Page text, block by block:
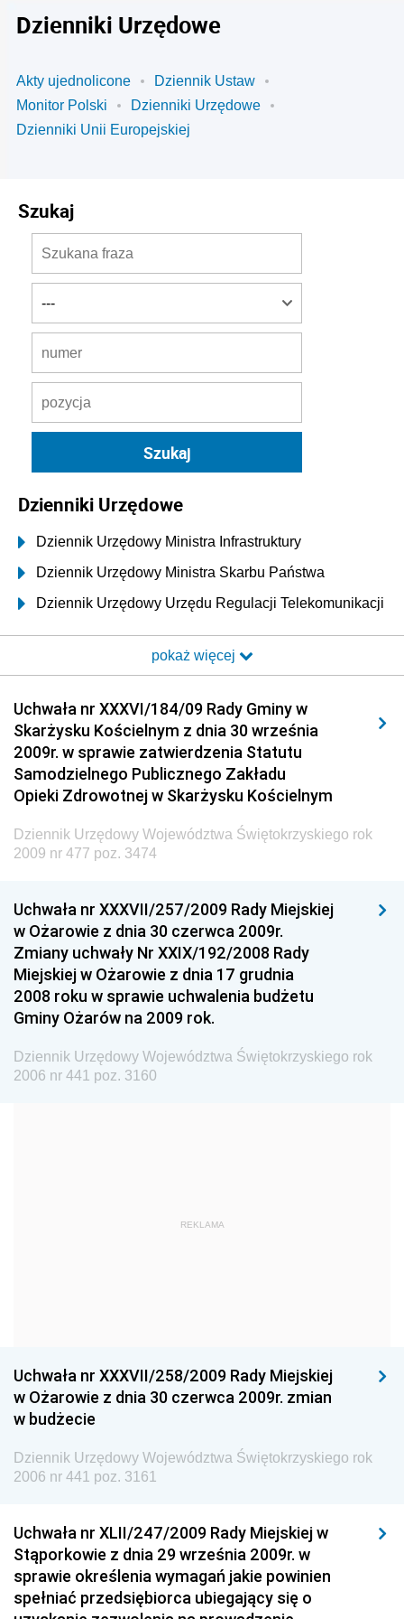
Dzienniki Urzędowe
Akty ujednolicone
Dziennik Ustaw
Monitor Polski
Dzienniki Urzędowe
Dzienniki Unii Europejskiej
Szukaj
Dzienniki Urzędowe
Dziennik Urzędowy Ministra Infrastruktury
Dziennik Urzędowy Ministra Skarbu Państwa
Dziennik Urzędowy Urzędu Regulacji Telekomunikacji
Dziennik Urzędowy Ministra Transportu i Budownictwa
Elektronicznej
Dziennik Urzędowy Ministra Spraw Wewnętrznych i
Administracji
Dziennik Urzędowy Ministra Transportu
Dziennik Urzędowy Ministra Budownictwa
Dziennik Urzędowy Ministra Nauki i Szkolnictwa
Dziennik Urzędowy Głównego Urzędu Miar
Dziennik Urzędowy Ministra Rolnictwa i Rozwoju Wsi
Dziennik Urzędowy Ministra Edukacji Narodowej i
Sportu
Dziennik Urzędowy Ministra Edukacji i Nauki
Dziennik Urzędowy Ministra Edukacji Narodowej
Dziennik Urzędowy Ministra Gospodarki Morskiej
Dziennik Urzędowy Ministra Kultury i Dziedzictwa
Dziennik Urzędowy Ministra Pracy i Polityki
Społecznej
Dziennik Urzędowy Urzędu Lotnictwa Cywilnego
Dziennik Urzędowy Ministerstwa Hutnictwa i
Przemysłu Maszynowego
Dziennik Urzędowy Ministerstwa Zdrowia i Opieki
Społecznej
pokaż więcej
Uchwała nr XXXVI/184/09 Rady Gminy w
Skarżysku Kościelnym z dnia 30 września
2009r. w sprawie zatwierdzenia Statutu
Samodzielnego Publicznego Zakładu
Opieki Zdrowotnej w Skarżysku Kościelnym
Dziennik Urzędowy Województwa Świętokrzyskiego rok
2009 nr 477 poz. 3474
Uchwała nr XXXVII/257/2009 Rady Miejskiej
w Ożarowie z dnia 30 czerwca 2009r.
Zmiany uchwały Nr XXIX/192/2008 Rady
Miejskiej w Ożarowie z dnia 17 grudnia
2008 roku w sprawie uchwalenia budżetu
Gminy Ożarów na 2009 rok.
Dziennik Urzędowy Województwa Świętokrzyskiego rok
2006 nr 441 poz. 3160
REKLAMA
Uchwała nr XXXVII/258/2009 Rady Miejskiej
w Ożarowie z dnia 30 czerwca 2009r. zmian
w budżecie
Dziennik Urzędowy Województwa Świętokrzyskiego rok
2006 nr 441 poz. 3161
Uchwała nr XLII/247/2009 Rady Miejskiej w
Stąporkowie z dnia 29 września 2009r. w
sprawie określenia wymagań jakie powinien
spełniać przedsiębiorca ubiegający się o